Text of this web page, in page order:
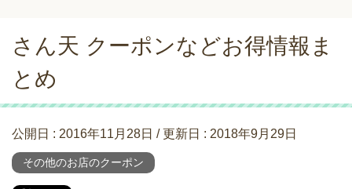
さん天 クーポンなどお得情報ま
とめ
公開日 : 2016年11月28日 / 更新日 : 2018年9月29日
その他のお店のクーポン